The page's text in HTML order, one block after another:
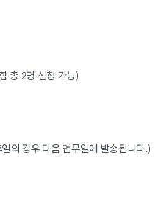
총 2명 신청 가능)
의 경우 다음 업무일에 발송됩니다.)